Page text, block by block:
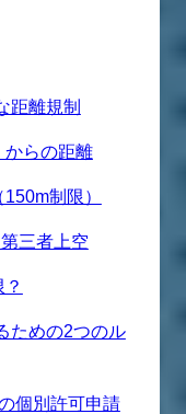
距離規制
からの距離
制限）
三者上空
ための2つのル
個別許可申請